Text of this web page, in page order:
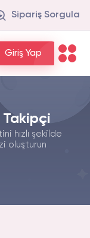
Sipariş Sorgula
Giriş Yap
Takipçi
hızlı şekilde
oluşturun